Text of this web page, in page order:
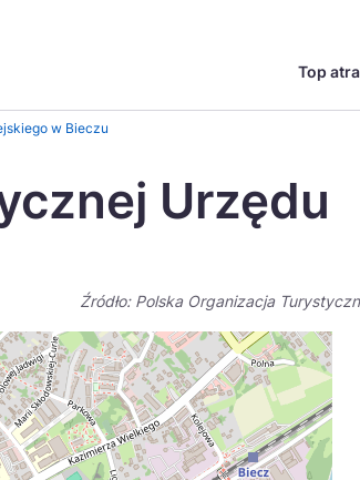
Top
Polskie
Nederlands
w Bieczu
Urzędu
Źródło: Polska Organizacja